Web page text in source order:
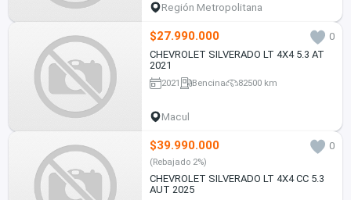
Región Metropolitana
$27.990.000
0
CHEVROLET SILVERADO LT 4X4 5.3 AT
2021
2021 Bencina 82500 km
Macul
$39.990.000 0
(Rebajado 2%)
CHEVROLET SILVERADO LT 4X4 CC 5.3
AUT 2025